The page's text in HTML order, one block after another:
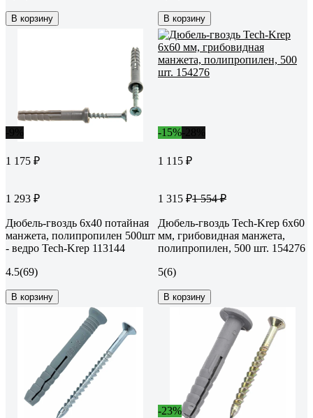
В корзину В корзину
1 175 ₽
1 293 ₽
Дюбель-гвоздь 6х40 потайная
манжета, полипропилен 500шт
- ведро Tech-Krep 113144
4.5(69)
В корзину
-15%
1 115 ₽
1 315 ₽1 554 ₽
Дюбель-гвоздь Tech-Krep 6x60
мм, грибовидная манжета,
полипропилен, 500 шт. 154276
5(6)
В корзину
-23%